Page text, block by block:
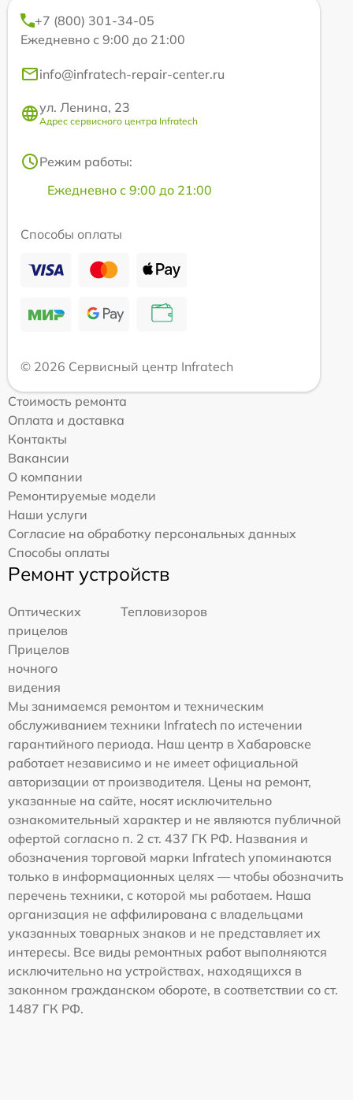
+7 (800) 301-34-05
Ежедневно с 9:00 до 21:00
info@infratech-repair-center.ru
ул. Ленина, 23
Адрес сервисного центра Infratech
Режим работы:
Ежедневно с 9:00 до 21:00
Способы оплаты
© 2026 Сервисный центр Infratech
Стоимость ремонта
Оплата и доставка
Контакты
Вакансии
О компании
Ремонтируемые модели
Наши услуги
Согласие на обработку персональных данных
Способы оплаты
Ремонт устройств
Оптических
прицелов
Тепловизоров
Прицелов
ночного
видения
Мы занимаемся ремонтом и техническим
обслуживанием техники Infratech по истечении
гарантийного периода. Наш центр в Хабаровске
работает независимо и не имеет официальной
авторизации от производителя. Цены на ремонт,
указанные на сайте, носят исключительно
ознакомительный характер и не являются публичной
офертой согласно п. 2 ст. 437 ГК РФ. Названия и
обозначения торговой марки Infratech упоминаются
только в информационных целях — чтобы обозначить
перечень техники, с которой мы работаем. Наша
организация не аффилирована с владельцами
указанных товарных знаков и не представляет их
интересы. Все виды ремонтных работ выполняются
исключительно на устройствах, находящихся в
законном гражданском обороте, в соответствии со ст.
1487 ГК РФ.